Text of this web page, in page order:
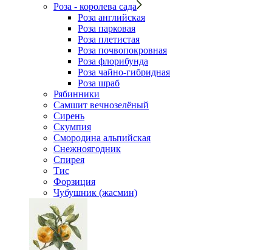
Роза - королева сада
Роза английская
Роза парковая
Роза плетистая
Роза почвопокровная
Роза флорибунда
Роза чайно-гибридная
Роза шраб
Рябинники
Самшит вечнозелёный
Сирень
Скумпия
Смородина альпийская
Снежноягодник
Спирея
Тис
Форзиция
Чубушник (жасмин)